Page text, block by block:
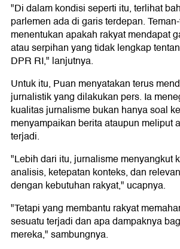
"Di dalam kondisi seperti itu, terlihat
parlemen ada di garis terdepan.
menentukan apakah rakyat mendapat
atau serpihan yang tidak lengkap
DPR RI," lanjutnya.
Untuk itu, Puan menyatakan terus
jurnalistik yang dilakukan pers. Ia
kualitas jurnalisme bukan hanya soal
menyampaikan berita ataupun meliput
terjadi.
"Lebih dari itu, jurnalisme menyangkut
analisis, ketepatan konteks, dan
dengan kebutuhan rakyat," ucapnya.
"Tetapi yang membantu rakyat
sesuatu terjadi dan apa dampaknya
mereka," sambungnya.